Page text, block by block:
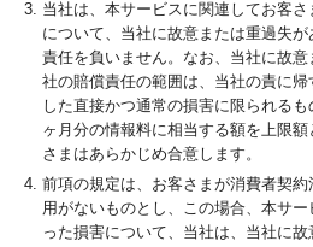
当社は、本サービスに関連してお客
について、当社に故意または重過失
責任を負いません。なお、当社に故
社の賠償責任の範囲は、当社の責に
した直接かつ通常の損害に限られる
ヶ月分の情報料に相当する額を上限
さまはあらかじめ合意します。
前項の規定は、お客さまが消費者契
用がないものとし、この場合、本サ
った損害について、当社は、当社に